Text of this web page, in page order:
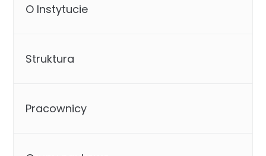
O Instytucie
Struktura
Pracownicy